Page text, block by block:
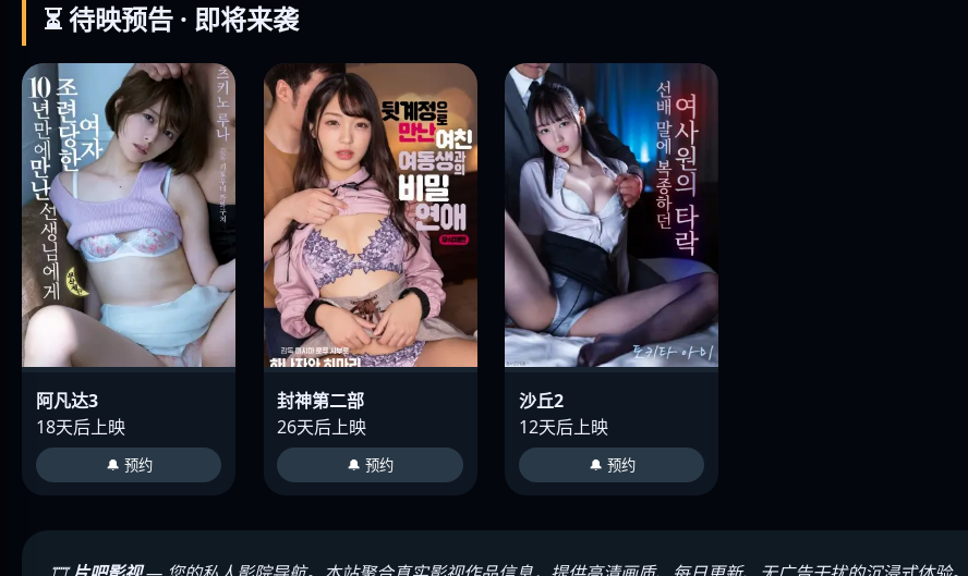
⏳ 待映预告 · 即将来袭
阿凡达3
18天后上映
🔔 预约
封神第二部
26天后上映
🔔 预约
沙丘2
12天后上映
🔔 预约